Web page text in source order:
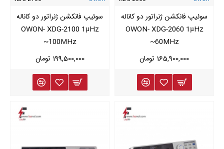
سوئیپ فانکشن ژنراتور دو کاناله
OWON- XDG-2060 1µHz
~60MHz
165,900,000 تومان
سوئیپ فانکشن ژنراتور دو کاناله
OWON- XDG-2100 1µHz
~100MHz
199,500,000 تومان